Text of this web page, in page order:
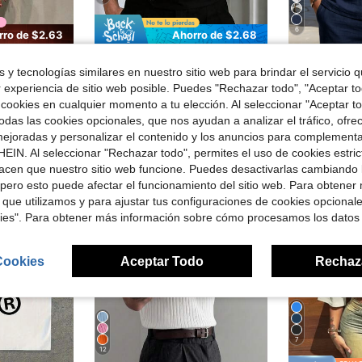
de $2.63 Ahorro de $2.68
-16% Core Aspect Camisa POLO de manga corta casual madura vintage con tejido de pata de gallo y jacquard para hombres
#6 Más vendidos en Medio grueso Polos para hombre
$13.81 90+ vendidos
con cupón
6
#7 Más
$12.77
12
7
y tecnologías similares en nuestro sitio web para brindar el servicio
de sitio web posible. Puedes "Rechazar todo", "Aceptar
en cualquier momento a tu elección. Al seleccionar "Aceptar
las cookies opcionales, que nos ayudan a analizar el tráfico,
y personalizar el contenido y los anuncios para
Al seleccionar "Rechazar todo", permites el uso de cookies
que nuestro sitio web funcione. Puedes desactivarlas cambiando
esto puede afectar el funcionamiento del sitio web. Para obtener
utilizamos y para ajustar tus configuraciones de cookies
Para obtener más información sobre cómo procesamos los datos
Aceptar Todo